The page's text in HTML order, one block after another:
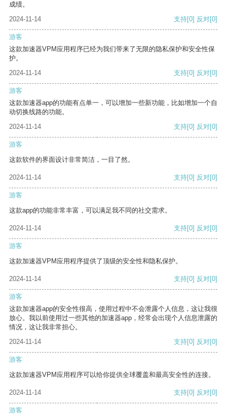
成绩。
2024-11-14
支持[0] 反对[0]
游客
这款加速器VPM应用程序已经为我们带来了无限的隐私保护和安全性保
护。
2024-11-14
支持[0] 反对[0]
游客
这款加速器app的功能有点单一，可以增加一些新功能，比如增加一个自
动切换线路的功能。
2024-11-14
支持[0] 反对[0]
游客
这款软件的界面设计非常简洁，一目了然。
2024-11-14 支持[0] 反对[0]
游客
这款app的功能非常丰富，可以满足我不同的社交需求。
2024-11-14 支持[0] 反对[0]
游客
这款加速器VPM应用程序提供了顶级的安全性和隐私保护。
2024-11-14 支持[0] 反对[0]
游客
这款加速器app的安全性很高，使用过程中不会泄露个人信息，这让我很
放心。我以前使用过一些其他的加速器app，经常会出现个人信息泄露的
情况，这让我非常担心。
2024-11-14
支持[0] 反对[0]
游客
这款加速器VPM应用程序可以给你提供全球覆盖和最高安全性的连接。
2024-11-14 支持[0] 反对[0]
游客